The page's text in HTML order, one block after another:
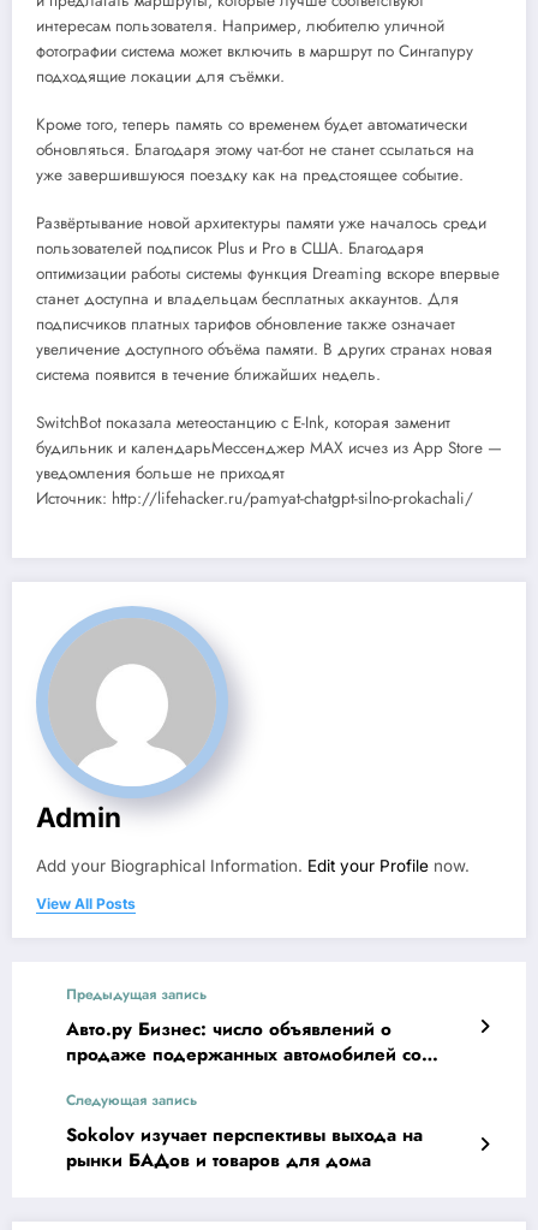
интересам пользователя. Например, любителю уличной
фотографии система может включить в маршрут по Сингапуру
подходящие локации для съёмки.
Кроме того, теперь память со временем будет автоматически
обновляться. Благодаря этому чат-бот не станет ссылаться на
уже завершившуюся поездку как на предстоящее событие.
Развёртывание новой архитектуры памяти уже началось среди
пользователей подписок Plus и Pro в США. Благодаря
оптимизации работы системы функция Dreaming вскоре впервые
станет доступна и владельцам бесплатных аккаунтов. Для
подписчиков платных тарифов обновление также означает
увеличение доступного объёма памяти. В других странах новая
система появится в течение ближайших недель.
SwitchBot показала метеостанцию с E-Ink, которая заменит
будильник и календарьМессенджер MAX исчез из App Store —
уведомления больше не приходят
Источник: http://lifehacker.ru/pamyat-chatgpt-silno-prokachali/
Admin
Add your Biographical Information. Edit your Profile now.
View All Posts
Предыдущая запись
Авто.ру Бизнес: число объявлений о
продаже подержанных автомобилей со
Следующая запись
Sokolov изучает перспективы выхода на
рынки БАДов и товаров для дома